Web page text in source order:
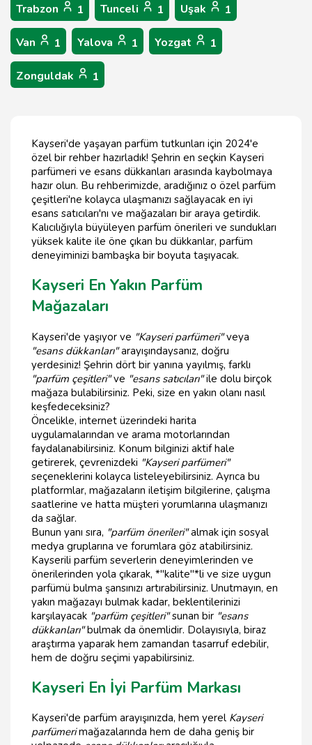
Trabzon 1 Tunceli 1 Uşak 1
Van 1 Yalova 1 Yozgat 1
Zonguldak 1
Kayseri'de yaşayan parfüm tutkunları için 2024'e
özel bir rehber hazırladık! Şehrin en seçkin Kayseri
parfümeri ve esans dükkanları arasında kaybolmaya
hazır olun. Bu rehberimizde, aradığınız o özel parfüm
çeşitleri'ne kolayca ulaşmanızı sağlayacak en iyi
esans satıcıları'nı ve mağazaları bir araya getirdik.
Kalıcılığıyla büyüleyen parfüm önerileri ve sundukları
yüksek kalite ile öne çıkan bu dükkanlar, parfüm
deneyiminizi bambaşka bir boyuta taşıyacak.
Kayseri En Yakın Parfüm
Mağazaları
Kayseri'de yaşıyor ve "Kayseri parfümeri"veya
"esans dükkanları"arayışındaysanız, doğru
yerdesiniz! Şehrin dört bir yanına yayılmış, farklı
"parfüm çeşitleri"ve "esans satıcıları"ile dolu birçok
mağaza bulabilirsiniz. Peki, size en yakın olanı nasıl
keşfedeceksiniz?
Öncelikle, internet üzerindeki harita
uygulamalarından ve arama motorlarından
faydalanabilirsiniz. Konum bilginizi aktif hale
getirerek, çevrenizdeki "Kayseri parfümeri"
seçeneklerini kolayca listeleyebilirsiniz. Ayrıca bu
platformlar, mağazaların iletişim bilgilerine, çalışma
saatlerine ve hatta müşteri yorumlarına ulaşmanızı
da sağlar.
Bunun yanı sıra, "parfüm önerileri"almak için sosyal
medya gruplarına ve forumlara göz atabilirsiniz.
Kayserili parfüm severlerin deneyimlerinden ve
önerilerinden yola çıkarak, *"kalite"*li ve size uygun
parfümü bulma şansınızı artırabilirsiniz. Unutmayın, en
yakın mağazayı bulmak kadar, beklentilerinizi
karşılayacak "parfüm çeşitleri"sunan bir "esans
dükkanları"bulmak da önemlidir. Dolayısıyla, biraz
araştırma yaparak hem zamandan tasarruf edebilir,
hem de doğru seçimi yapabilirsiniz.
Kayseri En İyi Parfüm Markası
Kayseri'de parfüm arayışınızda, hem yerel Kayseri
parfümerimağazalarında hem de daha geniş bir